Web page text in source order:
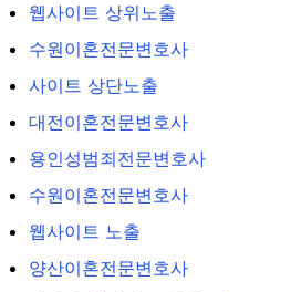
웹사이트 상위노출
수원이혼전문변호사
사이트 상단노출
대전이혼전문변호사
용인성범죄전문변호사
수원이혼전문변호사
웹사이트 노출
양산이혼전문변호사